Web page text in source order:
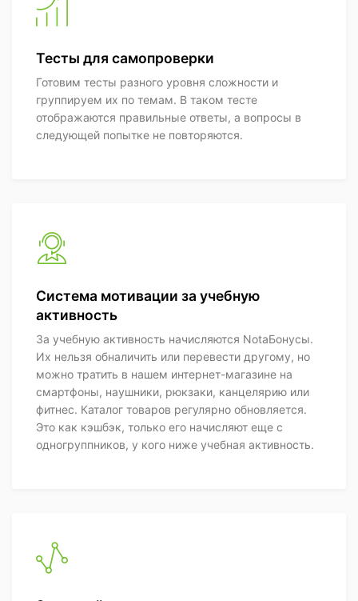
Тесты для самопроверки
Готовим тесты разного уровня сложности и
группируем их по темам. В таком тесте
отображаются правильные ответы, а вопросы в
следующей попытке не повторяются.
Система мотивации за учебную
активность
За учебную активность начисляются NotaБонусы.
Их нельзя обналичить или перевести другому, но
можно тратить в нашем интернет-магазине на
смартфоны, наушники, рюкзаки, канцелярию или
фитнес. Каталог товаров регулярно обновляется.
Это как кэшбэк, только его начисляют еще с
одногруппников, у кого ниже учебная активность.